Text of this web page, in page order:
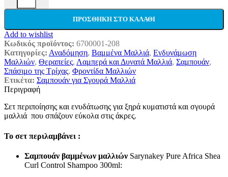
ΠΡΟΣΘΉΚΗ ΣΤΟ ΚΑΛΆΘΙ
Add to wishlist
Κωδικός προϊόντος: 6700001-208
Κατηγορίες: Αναδόμηση, Βαμμένα Μαλλιά, Ενδυνάμωση
Μαλλιών, Θεραπείες, Λαμπερά και Δυνατά Μαλλιά, Σαμπουάν,
Σπάσιμο της Τρίχας, Φροντίδα Μαλλιών
Ετικέτα: Σαμπουάν για Σγουρά Μαλλιά
Περιγραφή
Σετ περιποίησης και ενυδάτωσης για ξηρά κυματιστά και σγουρά
μαλλιά που σπάζουν εύκολα στις άκρες.
Το σετ περιλαμβάνει :
Σαμπουάν βαμμένων μαλλιών Sarynakey Pure Africa Shea
Curl Control Shampoo 300ml: